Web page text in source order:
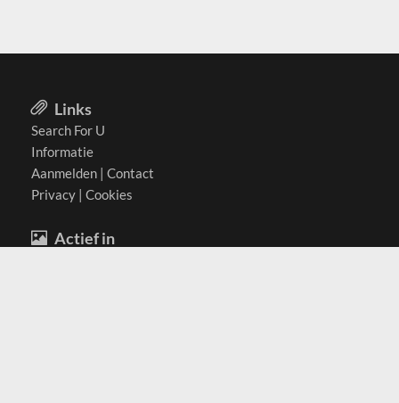
Links
Search For U
Informatie
Aanmelden | Contact
Privacy | Cookies
Actief in